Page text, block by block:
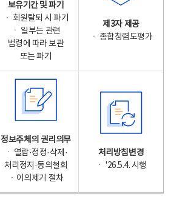
보유기간 및 파기
ㆍ 회원탈퇴 시 파기
ㆍ 일부는 관련
법령에 따라 보관
또는 파기
제3자 제공
ㆍ 종합청렴도평가
정보주체의 권리의무
ㆍ 열람·정정·삭제·
처리정지·동의철회
ㆍ이의제기 절차
처리방침변경
ㆍ '26.5.4. 시행